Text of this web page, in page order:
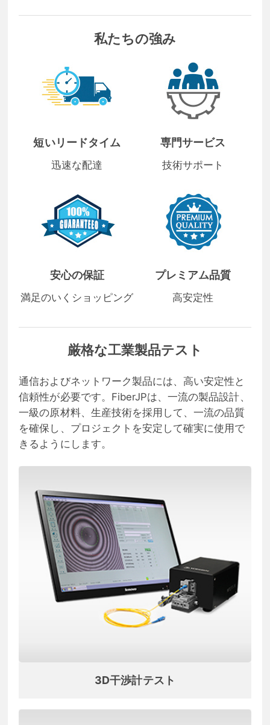
私たちの強み
短いリードタイム
迅速な配達
専門サービス
技術サポート
安心の保証
満足のいくショッピング
プレミアム品質
高安定性
厳格な工業製品テスト
通信およびネットワーク製品には、高い安定性と
信頼性が必要です。FiberJPは、一流の製品設計、
一級の原材料、生産技術を採用して、一流の品質
を確保し、プロジェクトを安定して確実に使用で
きるようにします。
3D干渉計テスト